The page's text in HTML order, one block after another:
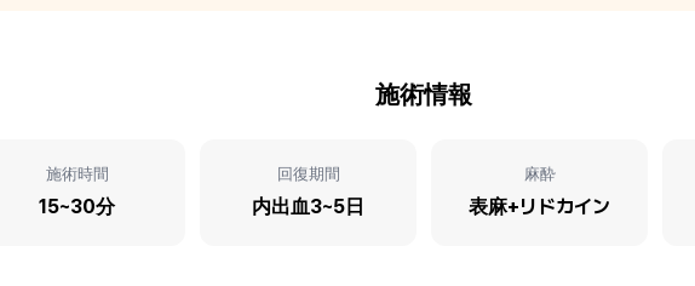
施術情報
施術時間
15~30分
回復期間
内出血3~5日
麻酔
表麻+リドカイン